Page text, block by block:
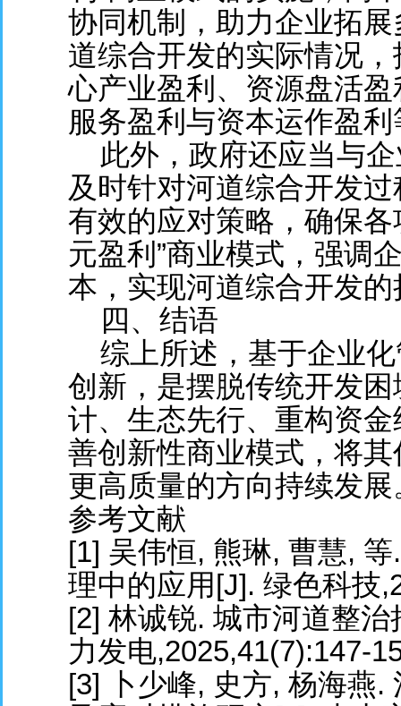
协同机制，助力企业拓
道综合开发的实际情况
心产业盈利、资源盘活
服务盈利与资本运作盈
此外，政府还应当与企
及时针对河道综合开发
有效的应对策略，确保
元盈利”商业模式，强调
本，实现河道综合开发
四、结语
综上所述，基于企业化
创新，是摆脱传统开发
计、生态先行、重构资
善创新性商业模式，将
更高质量的方向持续发展
参考文献
[1] 吴伟恒, 熊琳, 曹慧,
理中的应用[J]. 绿色科技
[2] 林诚锐. 城市河道整
力发电,2025,41(7):147-
[3] 卜少峰, 史方, 杨海燕.